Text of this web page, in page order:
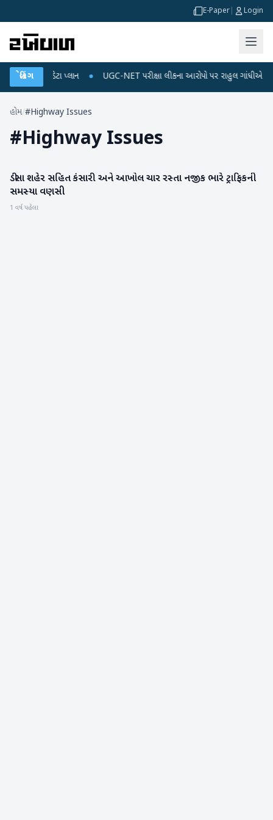
E-Paper Login
બ્રેકિંગઅને ડેટા પ્લાન ● UGC-NET પરીક્ષા લીકના આરોપો પર રાહુલ ગાંધીએ કેન્દ્ર
હોમ/#Highway Issues
#Highway Issues
બનાસકાંઠા
ડીસા શહેર સહિત કંસારી અને આખોલ ચાર રસ્તા નજીક ભારે ટ્રાફિકની
સમસ્યા વણસી
1 વર્ષ પહેલા